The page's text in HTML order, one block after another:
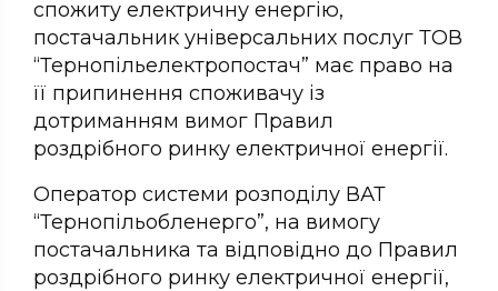
спожиту електричну енергію,
постачальник універсальних послуг ТОВ
“Тернопільелектропостач” має право на
її припинення споживачу із
дотриманням вимог Правил
роздрібного ринку електричної енергії.
Оператор системи розподілу ВАТ
“Тернопільобленерго”, на вимогу
постачальника та відповідно до Правил
роздрібного ринку електричної енергії,